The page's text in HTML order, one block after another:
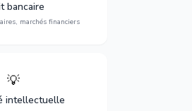
bancaire
marchés financiers
💡
intellectuelle
créations : brevets,
et lutte contre la